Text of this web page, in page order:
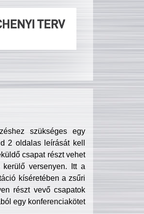
szükséges egy
2 oldalas leírását kell
csapat részt vehet
kerülő versenyen. Itt a
kíséretében a zsűri
részt vevő csapatok
egy konferenciakötet